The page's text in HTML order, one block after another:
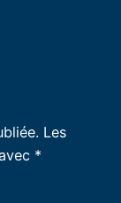
Les
*